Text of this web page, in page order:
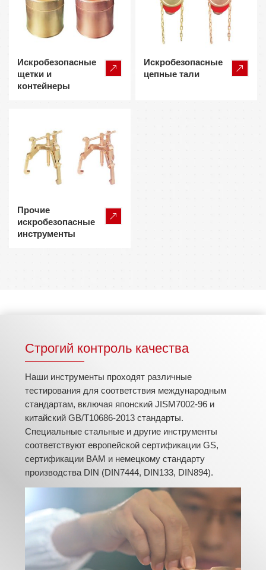
Искробезопасные
щетки и
контейнеры
Искробезопасные
цепные тали
Прочие
искробезопасные
инструменты
Строгий контроль качества
Наши инструменты проходят различные
тестирования для соответствия международным
стандартам, включая японский JISM7002-96 и
китайский GB/T10686-2013 стандарты.
Специальные стальные и другие инструменты
соответствуют европейской сертификации GS,
сертификации BAM и немецкому стандарту
производства DIN (DIN7444, DIN133, DIN894).